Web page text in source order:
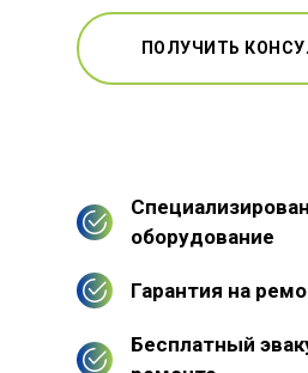
ПОЛУЧИТЬ
оборудование
Гарантия на
Бесплатный